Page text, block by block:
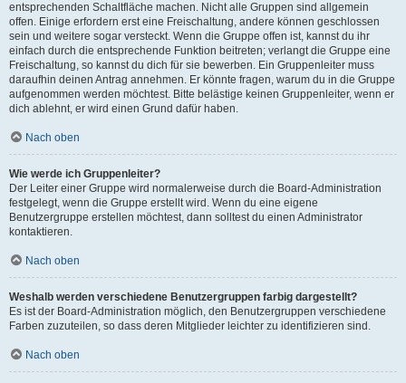
entsprechenden Schaltfläche machen. Nicht alle Gruppen sind allgemein
offen. Einige erfordern erst eine Freischaltung, andere können geschlossen
sein und weitere sogar versteckt. Wenn die Gruppe offen ist, kannst du ihr
einfach durch die entsprechende Funktion beitreten; verlangt die Gruppe eine
Freischaltung, so kannst du dich für sie bewerben. Ein Gruppenleiter muss
daraufhin deinen Antrag annehmen. Er könnte fragen, warum du in die Gruppe
aufgenommen werden möchtest. Bitte belästige keinen Gruppenleiter, wenn er
dich ablehnt, er wird einen Grund dafür haben.
Nach oben
Wie werde ich Gruppenleiter?
Der Leiter einer Gruppe wird normalerweise durch die Board-Administration
festgelegt, wenn die Gruppe erstellt wird. Wenn du eine eigene
Benutzergruppe erstellen möchtest, dann solltest du einen Administrator
kontaktieren.
Nach oben
Weshalb werden verschiedene Benutzergruppen farbig dargestellt?
Es ist der Board-Administration möglich, den Benutzergruppen verschiedene
Farben zuzuteilen, so dass deren Mitglieder leichter zu identifizieren sind.
Nach oben